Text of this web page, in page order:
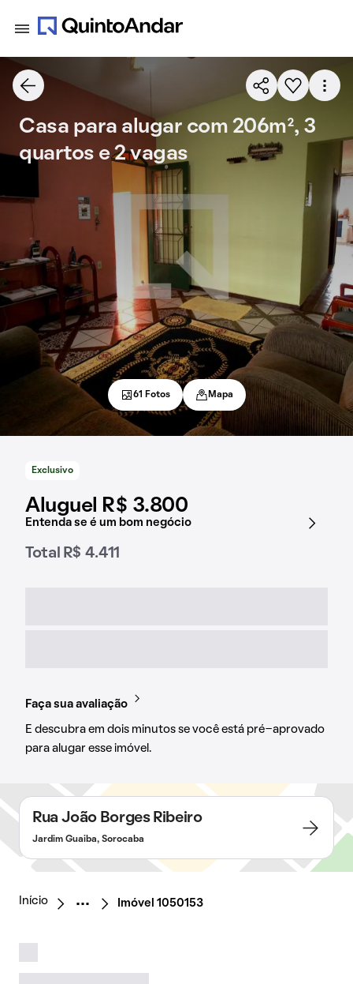
Exclusivo
Aluguel R$ 3.800
Entenda se é um bom negócio
Total R$ 4.411
Faça sua avaliação
E descubra em dois minutos se você está pré-aprovado
para alugar esse imóvel.
Casa para alugar com 206m², 3
quartos e 2 vagas
61 Fotos Mapa
Rua João Borges Ribeiro
Jardim Guaiba, Sorocaba
Início Imóvel 1050153